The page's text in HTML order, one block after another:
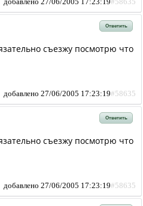
Ответить
съезжу посмотрю что
добавлено 27/06/2005 17:23:19#58635
Ответить
съезжу посмотрю что
добавлено 27/06/2005 17:23:19#58635